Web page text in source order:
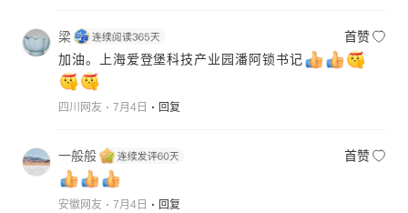
梁
首赞
加油。上海爱登堡科技产业园潘阿锁书记
四川网友 7月4日 回复
一般般 首赞
安徽网友 7月4日 回复